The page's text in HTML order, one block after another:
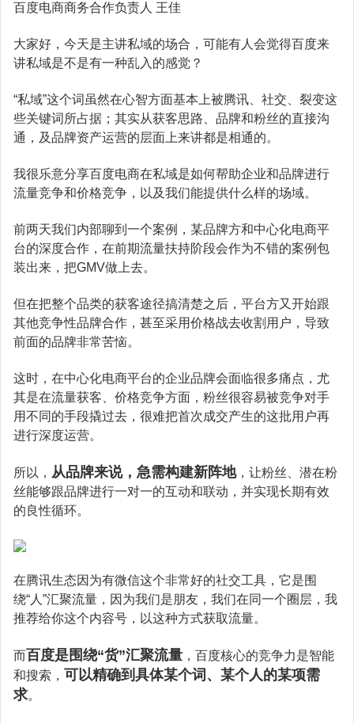
360搜索开户
神马搜索开户
爱奇艺广告开户
百度电商商务合作负责人 王佳
大家好，今天是主讲私域的场合，可能有人会觉得百度来
讲私域是不是有一种乱入的感觉？
“私域”这个词虽然在心智方面基本上被腾讯、社交、裂变这
些关键词所占据；其实从获客思路、品牌和粉丝的直接沟
通，及品牌资产运营的层面上来讲都是相通的。
我很乐意分享百度电商在私域是如何帮助企业和品牌进行
流量竞争和价格竞争，以及我们能提供什么样的场域。
前两天我们内部聊到一个案例，某品牌方和中心化电商平
台的深度合作，在前期流量扶持阶段会作为不错的案例包
装出来，把GMV做上去。
但在把整个品类的获客途径搞清楚之后，平台方又开始跟
其他竞争性品牌合作，甚至采用价格战去收割用户，导致
前面的品牌非常苦恼。
这时，在中心化电商平台的企业品牌会面临很多痛点，尤
其是在流量获客、价格竞争方面，粉丝很容易被竞争对手
用不同的手段撬过去，很难把首次成交产生的这批用户再
进行深度运营。
所以， 从品牌来说，急需构建新阵地，让粉丝、潜在粉
丝能够跟品牌进行一对一的互动和联动，并实现长期有效
的良性循环。
在腾讯生态因为有微信这个非常好的社交工具，它是围
绕“人”汇聚流量，因为我们是朋友，我们在同一个圈层，我
推荐给你这个内容号，以这种方式获取流量。
而百度是围绕“货”汇聚流量 ，百度核心的竞争力是智能
和搜索， 可以精确到具体某个词、某个人的某项需
求。